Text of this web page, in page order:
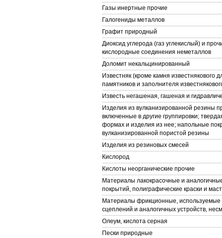
Газы инертные прочие
Галогениды металлов
Графит природный
Диоксид углерода (газ углекислый) и
кислородные соединения неметаллов
Доломит некальцинированный
Известняк (кроме камня известнякового
памятников и заполнителя
Известь негашеная, гашеная и
Изделия из вулканизированной резины
включенные в другие группировки;
формах и изделия из нее; напольные
вулканизированной пористой резины
Изделия из резиновых смесей
Кислород
Кислоты неорганические прочие
Материалы лакокрасочные и
покрытий, полиграфические краски и
Материалы фрикционные, используемые
сцеплений и аналогичных устройств,
Олеум, кислота серная
Пески природные